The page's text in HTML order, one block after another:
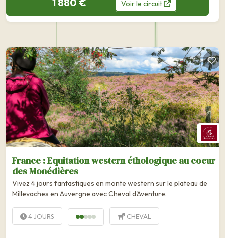
Voirle circuit
France : Equitation western éthologique au coeur
des Monédières
Vivez 4 jours fantastiques en monte western sur le plateau de
Millevaches en Auvergne avec Cheval d'Aventure.
4 JOURS CHEVAL